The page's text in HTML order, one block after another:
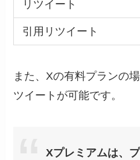
リツイート
引用リツイート
また、Xの有料プランの
ツイートが可能です。
Xプレミアムは、